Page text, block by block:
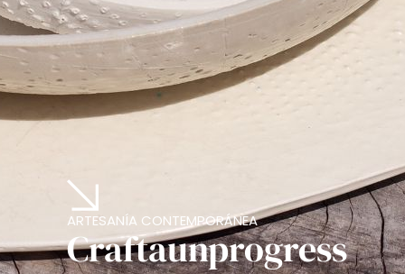
ARTESANÍA CONTEMPORÁNEA
Craftaunprogress